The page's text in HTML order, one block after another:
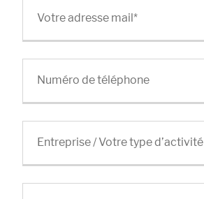
Votre adresse mail *
Numéro de téléphone
Entreprise / Votre type d’activité